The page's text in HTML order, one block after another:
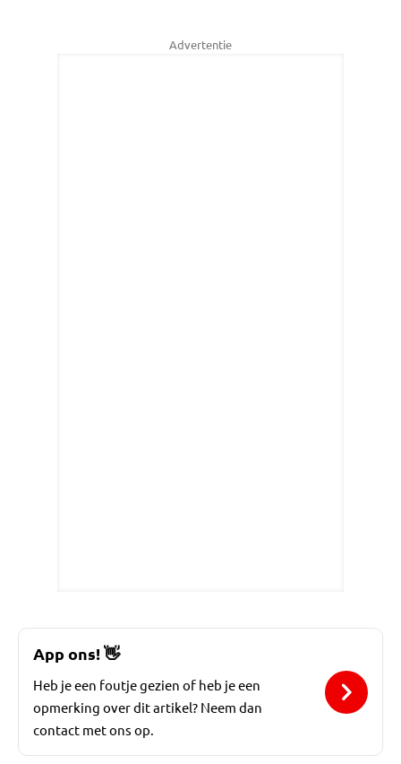
Advertentie
App ons!👋
Heb je een foutje gezien of heb je een
opmerking over dit artikel? Neem dan
contact met ons op.